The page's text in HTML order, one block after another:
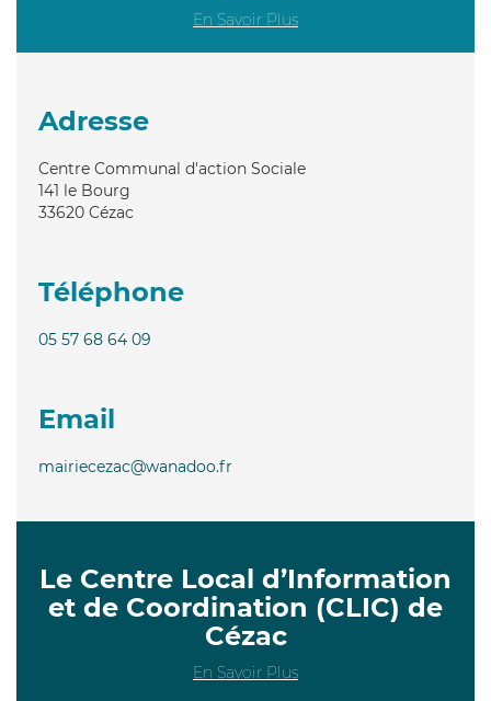
En Savoir Plus
Adresse
Centre Communal d'action Sociale
141 le Bourg
33620 Cézac
Téléphone
05 57 68 64 09
Email
mairiecezac@wanadoo.fr
Le Centre Local d’Information
et de Coordination (CLIC) de
Cézac
En Savoir Plus